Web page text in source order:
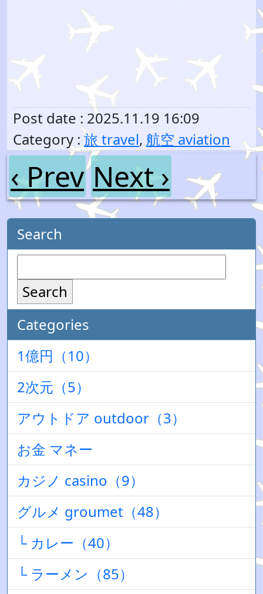
Post date : 2025.11.19 16:09
Category : 旅 travel, 航空 aviation
‹ Prev Next ›
Search
Search
Categories
1億円（10）
2次元（5）
アウトドア outdoor（3）
お金 マネー
カジノ casino（9）
グルメ groumet（48）
└ カレー（40）
└ ラーメン（85）